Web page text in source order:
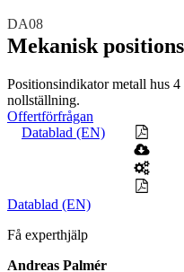
Teknisk support
Offertförfrågan
LinjärenheterAxelkopplingar
Mekatronik
Positionsvisare / Mätklockor
Wire-
LinjärmotorerServodrifter
Mätning
DA08
Mekanisk
Positionsindikator metall hus
nollställning.
Offertförfrågan
Datablad (EN)
Datablad (EN)
Få experthjälp
Andreas Palmér